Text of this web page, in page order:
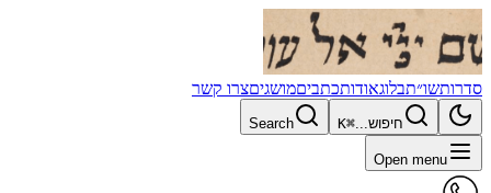
סדרותשו״תבלוגאודותכתביםמושגיםצרו קשר
חיפוש...⌘K
Search
Open menu